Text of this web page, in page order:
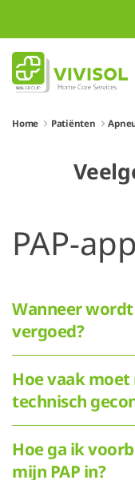
Overslaan en naar
Home Patiënten
PAP-
Wanneer
vergoed?
Hoe vaak moet
technisch
Hoe ga ik
mijn PAP in?